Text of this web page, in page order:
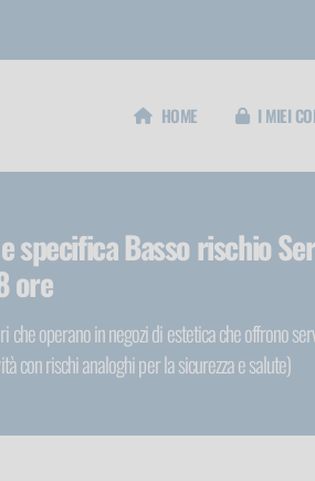
HOME I MIEI
specifica Basso rischio
ore
operano in negozi di estetica che offrono
con rischi analoghi per la sicurezza e salute)